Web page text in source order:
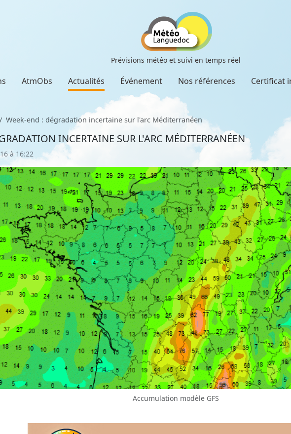
Prévisions météo et suivi en temps réel
AtmObs Actualités Événement Nos références Certificat
Week-end : dégradation incertaine sur l'arc Méditerranéen
INCERTAINE SUR L'ARC MÉDITERRANÉEN
à 16:22
Accumulation modèle GFS